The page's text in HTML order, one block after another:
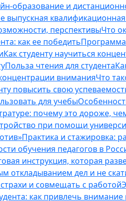
образование и
выпускная
перспективыЧто
как ее победитьПрограмма
Как студенту научиться
Польза чтения для студента
вниманияЧто
повысить свою
для учебы
почему это дороже,
при помощи
Практика и стажировка:
обучения педагогов в
инструкция, которая
откладыванием дел и не
и совмещать с работой
как привлечь